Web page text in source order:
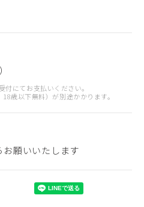
にてお支払いください。
歳以下無料）が別途かかります。
お願いいたします